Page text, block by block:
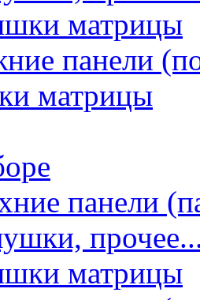
матрицы
панели
матрицы
панели
матрицы